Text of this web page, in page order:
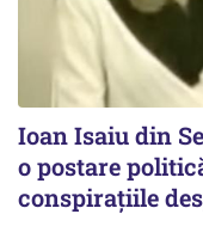
Ioan Isaiu din
o postare
conspirațiile